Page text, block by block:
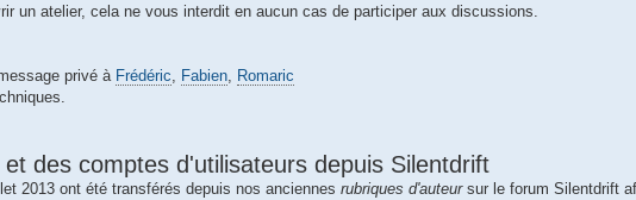
un atelier, cela ne vous interdit en aucun cas de participer aux discussions.
privé à Frédéric, Fabien, Romaric
des comptes d'utilisateurs depuis Silentdrift
2013 ont été transférés depuis nos anciennes rubriques d'auteursur le forum Silentdrift